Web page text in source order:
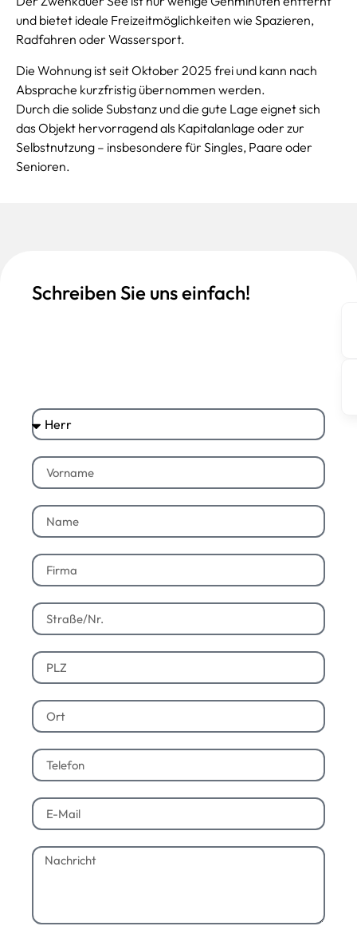
und bietet ideale Freizeitmöglichkeiten wie Spazieren,
Radfahren oder Wassersport.
Die Wohnung ist seit Oktober 2025 frei und kann nach
Absprache kurzfristig übernommen werden.
Durch die solide Substanz und die gute Lage eignet sich
das Objekt hervorragend als Kapitalanlage oder zur
Selbstnutzung – insbesondere für Singles, Paare oder
Senioren.
Schreiben Sie uns einfach!